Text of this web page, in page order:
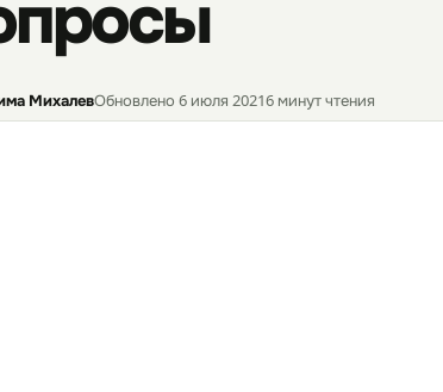
МихалевОбновлено 6 июля 20216 минут чтения